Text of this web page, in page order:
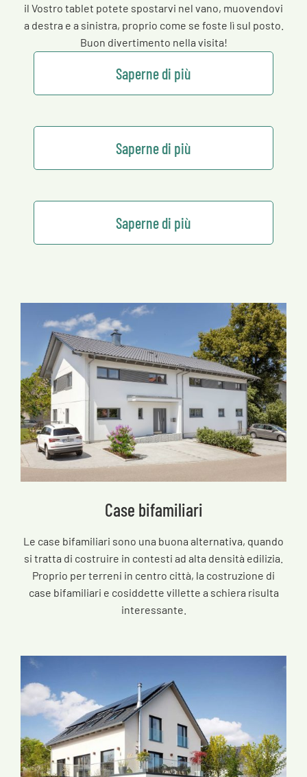
il Vostro tablet potete spostarvi nel vano, muovendovi
a destra e a sinistra, proprio come se foste lì sul posto.
Buon divertimento nella visita!
Saperne di più
Saperne di più
Saperne di più
Case bifamiliari
Le case bifamiliari sono una buona alternativa, quando
si tratta di costruire in contesti ad alta densità edilizia.
Proprio per terreni in centro città, la costruzione di
case bifamiliari e cosiddette villette a schiera risulta
interessante.